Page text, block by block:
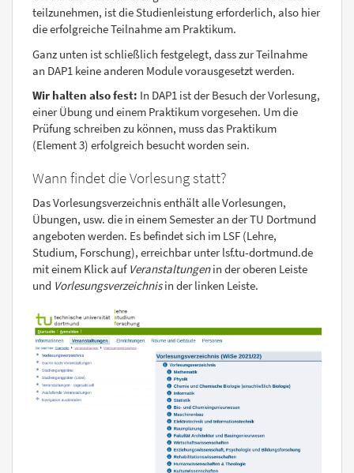
teilzunehmen, ist die Studienleistung erforderlich, also hier
die erfolgreiche Teilnahme am Praktikum.
Ganz unten ist schließlich festgelegt, dass zur Teilnahme
an DAP1 keine anderen Module vorausgesetzt werden.
Wir halten also fest: In DAP1 ist der Besuch der Vorlesung,
einer Übung und einem Praktikum vorgesehen. Um die
Prüfung schreiben zu können, muss das Praktikum
(Element 3) erfolgreich besucht worden sein.
Wann findet die Vorlesung statt?
Das Vorlesungsverzeichnis enthält alle Vorlesungen,
Übungen, usw. die in einem Semester an der TU Dortmund
angeboten werden. Es befindet sich im LSF (Lehre,
Studium, Forschung), erreichbar unter lsf.tu-dortmund.de
mit einem Klick auf Veranstaltungenin der oberen Leiste
und Vorlesungsverzeichnisin der linken Leiste.